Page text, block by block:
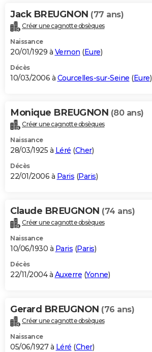
Jack BREUGNON (77 ans)
Créer une cagnotte obsèques
Naissance
20/01/1929 à Vernon (Eure)
Décès
10/03/2006 à Courcelles-sur-Seine (Eure)
Monique BREUGNON (80 ans)
Créer une cagnotte obsèques
Naissance
28/03/1925 à Léré (Cher)
Décès
22/01/2006 à Paris (Paris)
Claude BREUGNON (74 ans)
Créer une cagnotte obsèques
Naissance
10/06/1930 à Paris (Paris)
Décès
22/11/2004 à Auxerre (Yonne)
Gerard BREUGNON (76 ans)
Créer une cagnotte obsèques
Naissance
05/06/1927 à Léré (Cher)